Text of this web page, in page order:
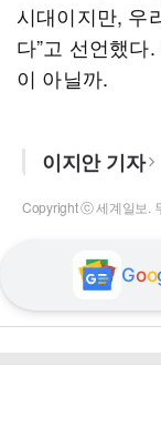
시대이지만, 우
다”고 선언했다
이 아닐까.
이지안 기자
Copyright ⓒ 세계일보.
Goo